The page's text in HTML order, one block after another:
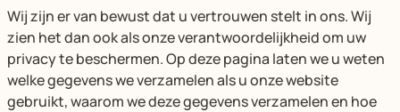
Wij zijn er van bewust dat u vertrouwen stelt in ons. Wij
zien het dan ook als onze verantwoordelijkheid om uw
privacy te beschermen. Op deze pagina laten we u weten
welke gegevens we verzamelen als u onze website
gebruikt, waarom we deze gegevens verzamelen en hoe